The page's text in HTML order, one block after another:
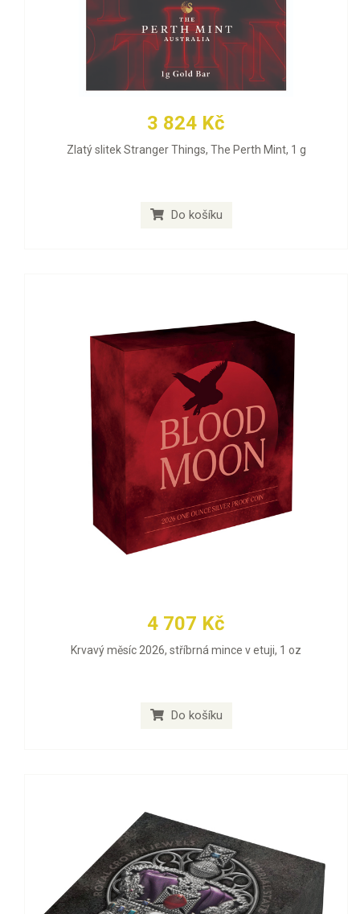
3 824 Kč
Zlatý slitek Stranger Things, The Perth Mint, 1 g
Do košíku
4 707 Kč
Krvavý měsíc 2026, stříbrná mince v etuji, 1 oz
Do košíku